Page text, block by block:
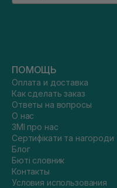
ПОМОЩЬ
Оплата и доставка
Как сделать заказ
Ответы на вопросы
О нас
ЗМІ про нас
Сертифікати та нагороди
Блог
Бюті словник
Контакты
Условия использования